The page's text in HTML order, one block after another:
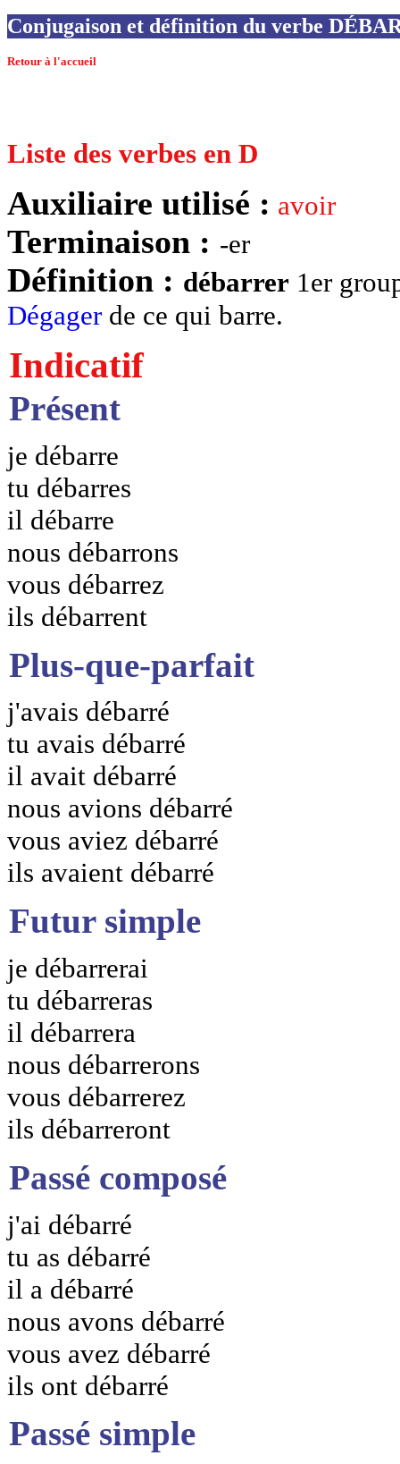
Conjugaison et définition du verbe
Retour à l'accueil
Liste des verbes en D
Auxiliaire utilisé : avoir
Terminaison : -er
Définition : débarrer 1er
Dégager de ce qui barre.
Indicatif
Présent
je débarre
tu débarres
il débarre
nous débarrons
vous débarrez
ils débarrent
Plus-que-parfait
j'avais débarré
tu avais débarré
il avait débarré
nous avions débarré
vous aviez débarré
ils avaient débarré
Futur simple
je débarrerai
tu débarreras
il débarrera
nous débarrerons
vous débarrerez
ils débarreront
Passé composé
j'ai débarré
tu as débarré
il a débarré
nous avons débarré
vous avez débarré
ils ont débarré
Passé simple